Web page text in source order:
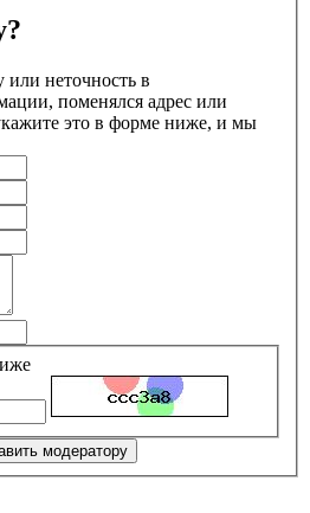
неточность в
поменялся адрес или
это в форме ниже, и мы
модератору